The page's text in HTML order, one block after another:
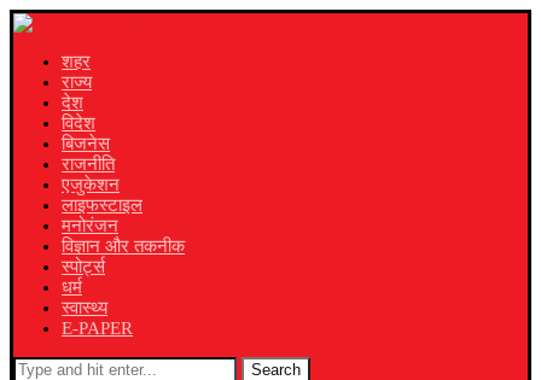
शहर
राज्य
देश
विदेश
बिजनेस
राजनीति
एजुकेशन
लाइफस्टाइल
मनोरंजन
विज्ञान और तकनीक
स्पोर्ट्स
धर्म
स्वास्थ्य
E-PAPER
Search